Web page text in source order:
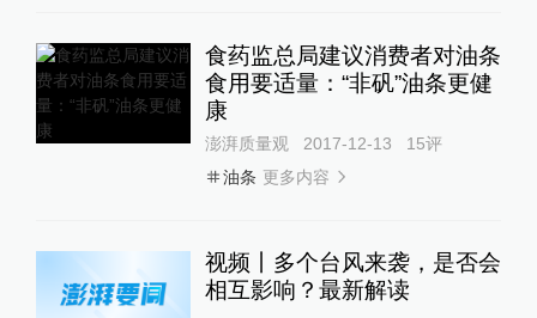
食药监总局建议消费者对油条
食用要适量：“非矾”油条更健
康
澎湃质量观 2017-12-13 15评
油条 更多内容
视频丨多个台风来袭，是否会
相互影响？最新解读